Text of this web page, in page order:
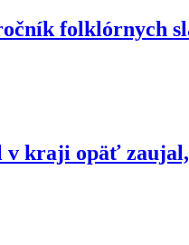
folklórnych
v kraji opäť